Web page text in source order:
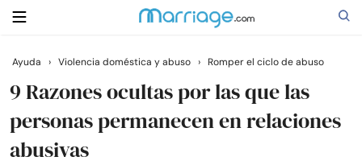
Buscar
Casarse
Ayuda › Violencia doméstica y abuso › Romper el ciclo de abuso
9 Razones ocultas por las que las
personas permanecen en relaciones
abusivas